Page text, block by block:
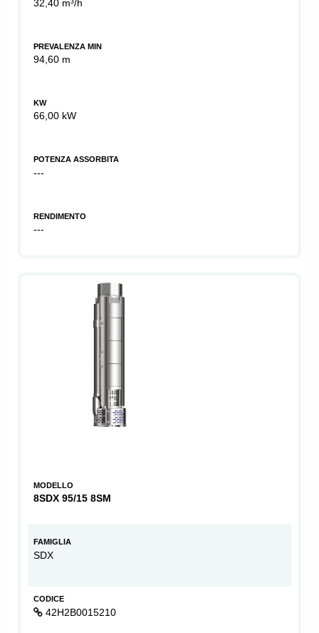
32,40 m³/h
PREVALENZA MIN
94,60 m
KW
66,00 kW
POTENZA ASSORBITA
---
RENDIMENTO
---
MODELLO
8SDX 95/15 8SM
FAMIGLIA
SDX
CODICE
42H2B0015210